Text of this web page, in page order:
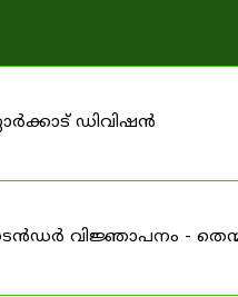
ഡിവിഷൻ
വിജ്ഞാപനം -